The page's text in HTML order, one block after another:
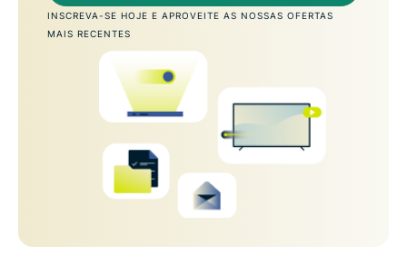
INSCREVA-SE HOJE E APROVEITE AS NOSSAS OFERTAS
MAIS RECENTES